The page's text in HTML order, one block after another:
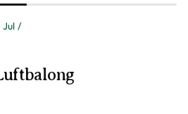
Jul